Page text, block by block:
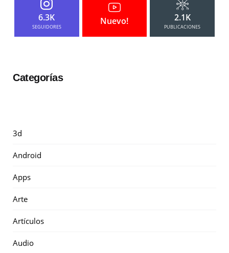
6.3K
SEGUIDORES
Nuevo! 2.1K
PUBLICACIONES
Categorías
3d
Android
Apps
Arte
Artículos
Audio